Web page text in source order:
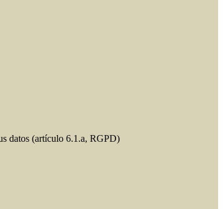
datos (artículo 6.1.a, RGPD)